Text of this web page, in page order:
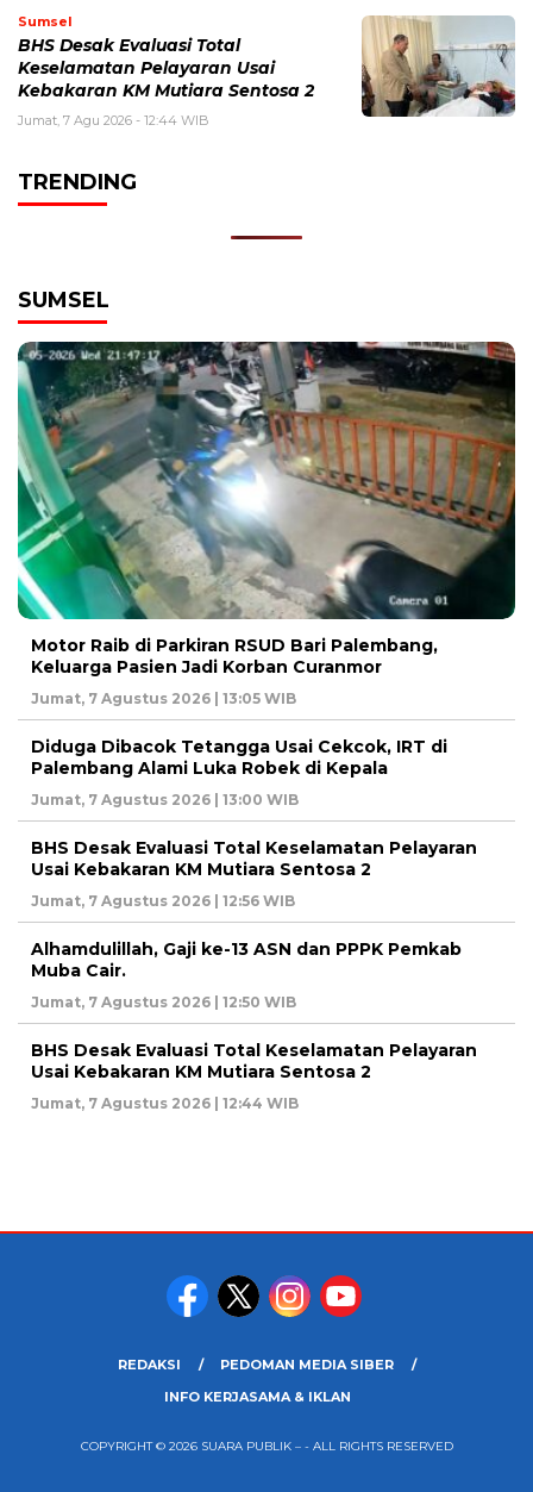
Sumsel
BHS Desak Evaluasi Total
Keselamatan Pelayaran Usai
Kebakaran KM Mutiara Sentosa 2
Jumat, 7 Agu 2026 - 12:44 WIB
TRENDING
SUMSEL
Motor Raib di Parkiran RSUD Bari Palembang,
Keluarga Pasien Jadi Korban Curanmor
Jumat, 7 Agustus 2026 | 13:05 WIB
Diduga Dibacok Tetangga Usai Cekcok, IRT di
Palembang Alami Luka Robek di Kepala
Jumat, 7 Agustus 2026 | 13:00 WIB
BHS Desak Evaluasi Total Keselamatan Pelayaran
Usai Kebakaran KM Mutiara Sentosa 2
Jumat, 7 Agustus 2026 | 12:56 WIB
Alhamdulillah, Gaji ke-13 ASN dan PPPK Pemkab
Muba Cair.
Jumat, 7 Agustus 2026 | 12:50 WIB
BHS Desak Evaluasi Total Keselamatan Pelayaran
Usai Kebakaran KM Mutiara Sentosa 2
Jumat, 7 Agustus 2026 | 12:44 WIB
REDAKSI
PEDOMAN MEDIA SIBER
INFO KERJASAMA & IKLAN
COPYRIGHT © 2026 SUARA PUBLIK – - ALL RIGHTS RESERVED